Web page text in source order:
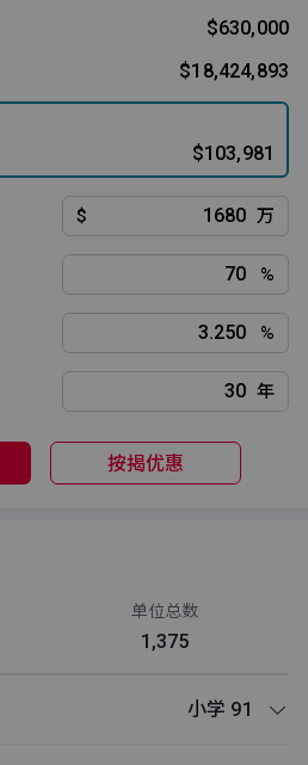
$630,000
$18,424,893
$103,981
$ 万
%
%
年
按揭优惠
单位总数
1,375
小学 91